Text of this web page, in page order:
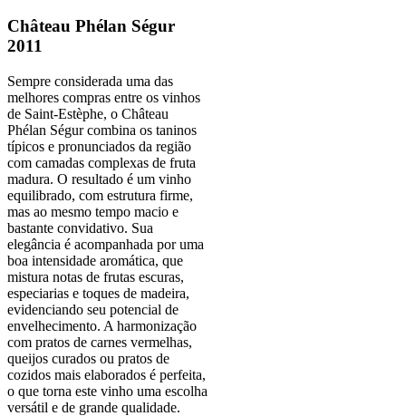
Château Phélan Ségur
2011
Sempre considerada uma das
melhores compras entre os vinhos
de Saint-Estèphe, o Château
Phélan Ségur combina os taninos
típicos e pronunciados da região
com camadas complexas de fruta
madura. O resultado é um vinho
equilibrado, com estrutura firme,
mas ao mesmo tempo macio e
bastante convidativo. Sua
elegância é acompanhada por uma
boa intensidade aromática, que
mistura notas de frutas escuras,
especiarias e toques de madeira,
evidenciando seu potencial de
envelhecimento. A harmonização
com pratos de carnes vermelhas,
queijos curados ou pratos de
cozidos mais elaborados é perfeita,
o que torna este vinho uma escolha
versátil e de grande qualidade.